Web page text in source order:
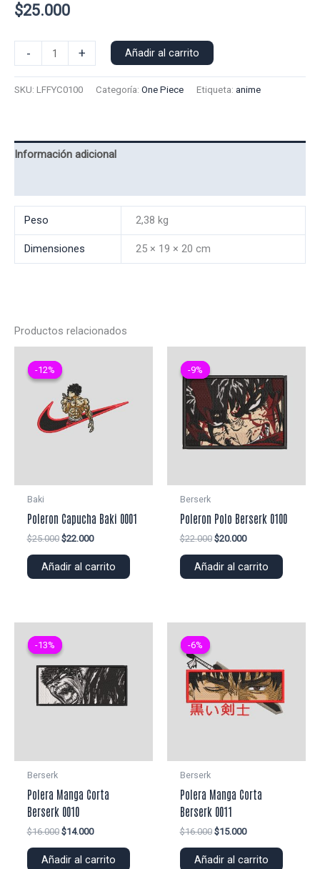
$25.000
-
Capucha
+ Añadir al carrito
SKU: LFFYC0100 Categoría: One Piece Etiqueta: anime
Información adicional
Peso 2,38 kg
Dimensiones 25 × 19 × 20 cm
Productos relacionados
-12%
-12%
Baki
Poleron Capucha Baki 0001
$25.000 El
original
$22.000El
actual
Añadir al carrito
-9%
-9%
Berserk
Poleron Polo Berserk 0100
$22.000 El
original
$20.000El
actual
Añadir al carrito
-13%
-13%
Berserk
Polera Manga Corta
Berserk 0010
$16.000 El
original
$14.000El
actual
Añadir al carrito
-6%
-6%
Berserk
Polera Manga Corta
Berserk 0011
$16.000 El
original
$15.000El
actual
Añadir al carrito